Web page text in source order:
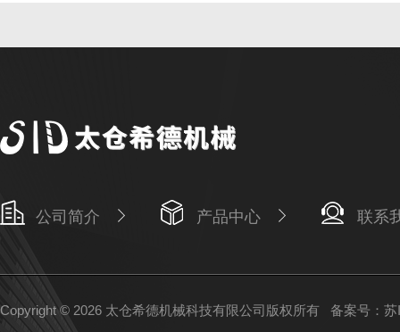
公司简介 产品中心 联系
Copyright © 2026 太仓希德机械科技有限公司版权所有 备案号：